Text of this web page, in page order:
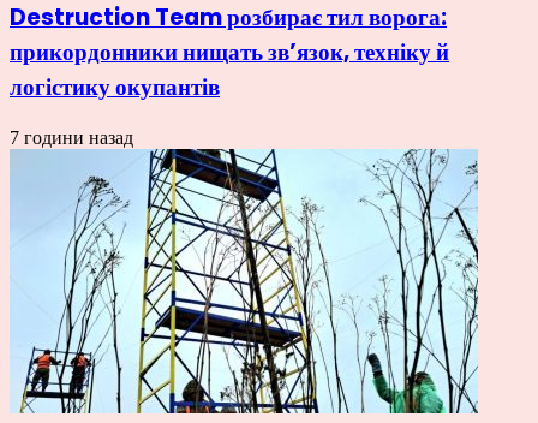
Destruction Team розбирає тил ворога:
прикордонники нищать зв’язок, техніку й
логістику окупантів
7 години назад